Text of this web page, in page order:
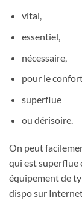
vital,
essentiel,
nécessaire,
pour le
superflue
ou dérisoire.
On peut
qui est superflue
équipement de
dispo sur